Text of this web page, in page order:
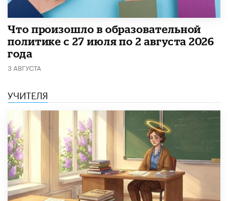
​Что произошло в образовательной
политике с 27 июля по 2 августа 2026
года
3 АВГУСТА
УЧИТЕЛЯ